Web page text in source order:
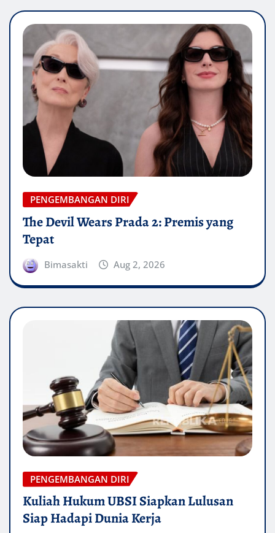
PENGEMBANGAN DIRI
The Devil Wears Prada 2: Premis yang
Tepat
Bimasakti Aug 2, 2026
PENGEMBANGAN DIRI
Kuliah Hukum UBSI Siapkan Lulusan
Siap Hadapi Dunia Kerja